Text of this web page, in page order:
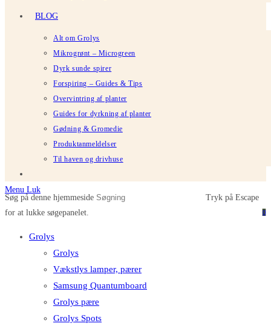
BLOG
Alt om Grolys
Mikrogrønt – Microgreen
Dyrk sunde spirer
Forspiring – Guides & Tips
Overvintring af planter
Guides for dyrkning af planter
Gødning & Gromedie
Produktanmeldelser
Til haven og drivhuse
0
Menu Luk
Søg på denne hjemmeside
Tryk på Escape
for at lukke søgepanelet.
Grolys
Grolys
Vækstlys lamper, pærer
Samsung Quantumboard
Grolys pære
Grolys Spots